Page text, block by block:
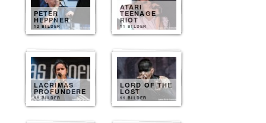
PETER
HEPPNER
12 BILDER
ATARI
TEENAGE
RIOT
11 BILDER
LACRIMAS
PROFUNDERE
11 BILDER
LORD OF THE
LOST
11 BILDER